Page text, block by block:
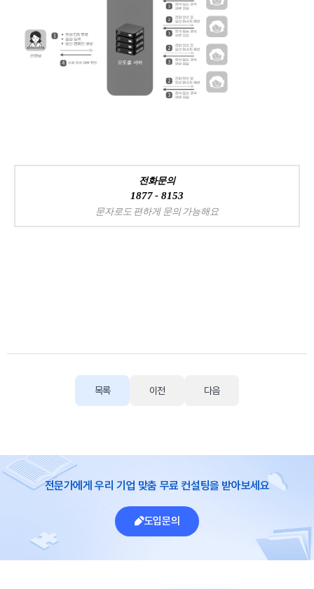
전화문의
1877 - 8153
문자로도 편하게 문의 가능해요
목록 이전 다음
전문가에게 우리 기업 맞춤 무료 컨설팅을 받아보세요
도입문의